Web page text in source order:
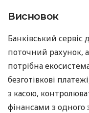
Висновок
Банківський
поточний рахунок,
потрібна
безготівкові
з касою,
фінансами з одного